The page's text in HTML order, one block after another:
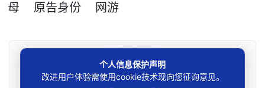
母
原告身份 网游
免责声明
本站所刊资讯仅为学术观点交流，不构成任何形式法律
个人信息保护声明
改进用户体验需使用cookie技术现向您征询意见。